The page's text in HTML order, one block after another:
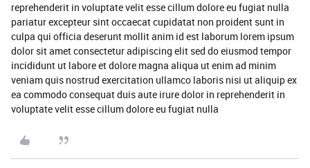
reprehenderit in voluptate velit esse cillum dolore eu fugiat nulla
pariatur excepteur sint occaecat cupidatat non proident sunt in
culpa qui officia deserunt mollit anim id est laborum lorem ipsum
dolor sit amet consectetur adipiscing elit sed do eiusmod tempor
incididunt ut labore et dolore magna aliqua ut enim ad minim
veniam quis nostrud exercitation ullamco laboris nisi ut aliquip ex
ea commodo consequat duis aute irure dolor in reprehenderit in
voluptate velit esse cillum dolore eu fugiat nulla